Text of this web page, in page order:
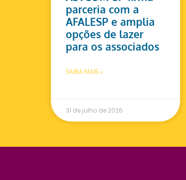
parceria com a
AFALESP e amplia
opções de lazer
para os associados
SAIBA MAIS »
31 de julho de 2026